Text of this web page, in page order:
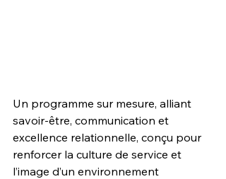
Un programme sur mesure, alliant
savoir-être, communication et
excellence relationnelle, conçu pour
renforcer la culture de service et
l’image d’un environnement